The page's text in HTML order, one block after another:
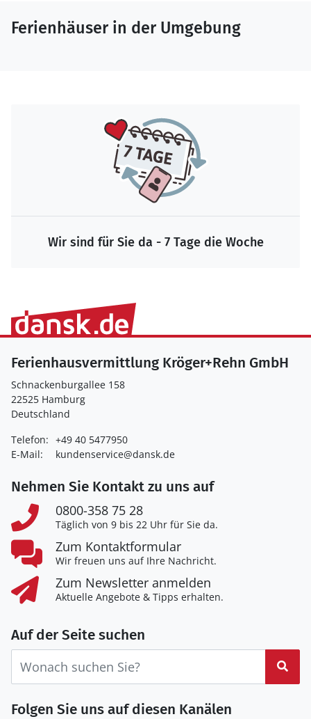
Ferienhäuser in der Umgebung
Wir sind für Sie da - 7 Tage die Woche
Ferienhausvermittlung Kröger+Rehn GmbH
Schnackenburgallee 158
22525 Hamburg
Deutschland
Telefon: +49 40 5477950
E-Mail:
kundenservice@dansk.de
Nehmen Sie Kontakt zu uns auf
0800-358 75 28
Täglich von 9 bis 22 Uhr für Sie da.
Zum Kontaktformular
Wir freuen uns auf Ihre Nachricht.
Zum Newsletter anmelden
Aktuelle Angebote & Tipps erhalten.
Auf der Seite suchen
Folgen Sie uns auf diesen Kanälen